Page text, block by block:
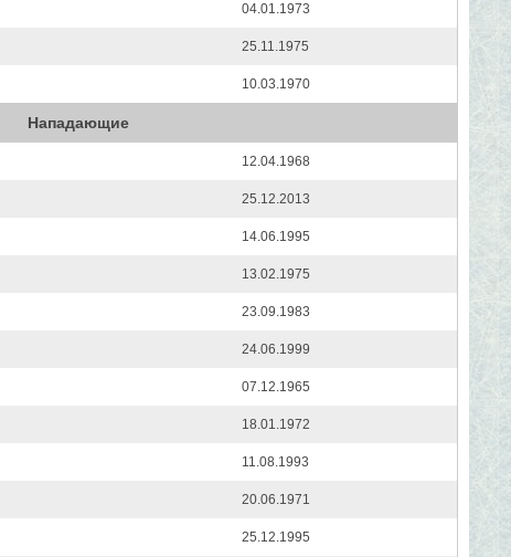
04.01.1973
25.11.1975
10.03.1970
Нападающие
12.04.1968
25.12.2013
14.06.1995
13.02.1975
23.09.1983
24.06.1999
07.12.1965
18.01.1972
11.08.1993
20.06.1971
25.12.1995